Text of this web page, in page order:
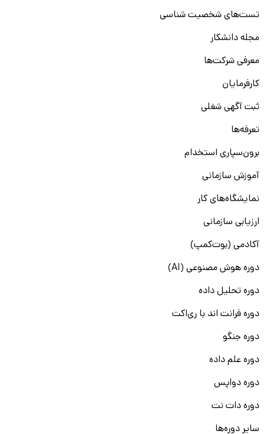
تست‌های شخصیت شناسی
مجله دانشکار
معرفی شرکت‌ها
کارفرمایان
ثبت آگهی شغلی
تعرفه‌ها
برون‌سپاری استخدام
آموزش سازمانی
نمایشگاه‌های کار
ارزیابی سازمانی
آکادمی (بوت‌کمپ)
دوره هوش مصنوعی (AI)
دوره تحلیل داده
دوره فرانت اند با ری‌اکت
دوره جنگو
دوره علم داده
دوره دواپس
دوره دات نت
سایر دوره‌ها